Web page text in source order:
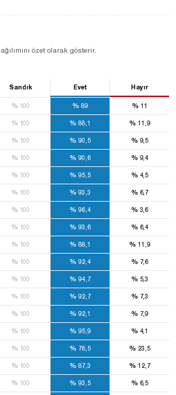
özet olarak gösterir.
Sandık Evet Hayır
%100 % 89 % 11
%100 % 88,1 % 11,9
%100 % 90,5 %9,5
%100 % 90,6 %9,4
%100 % 95,5 %4,5
%100 % 93,3 %6,7
%100 % 96,4 %3,6
%100 % 93,6 %6,4
%100 % 88,1 % 11,9
%100 % 92,4 %7,6
%100 % 94,7 %5,3
%100 % 92,7 %7,3
%100 % 92,1 %7,9
%100 % 95,9 %4,1
%100 % 76,5 % 23,5
%100 % 87,3 % 12,7
%100 % 93,5 %6,5